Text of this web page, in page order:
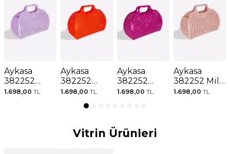
Aykasa
382252
Orchid
1.698,00 TL
Aykasa
382252
Orange
Plaj Çantası
1.698,00 TL
Aykasa
382252
Purple
1.698,00 TL
Aykasa
382252 Milk
Tea
1.698,00 TL
Vitrin Ürünleri